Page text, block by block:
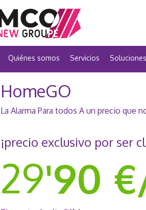
Quiénes somos Servicios
HomeGO
La Alarma Para todos A un precio que
¡precio exclusivo por ser
29'90